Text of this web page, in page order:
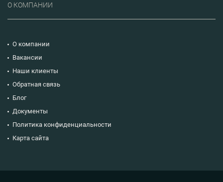
О КОМПАНИИ
О компании
Вакансии
Наши клиенты
Обратная связь
Блог
Документы
Политика конфиденциальности
Карта сайта